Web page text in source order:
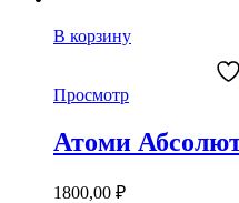
В корзину
Просмотр
Атоми
1800,00 ₽